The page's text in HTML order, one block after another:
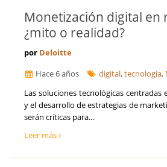
Monetización digital en
¿mito o realidad?
por Deloitte
Hace 6 años
digital,tecnología,
Las soluciones tecnológicas centradas
y el desarrollo de estrategias de
serán críticas para...
Leer más